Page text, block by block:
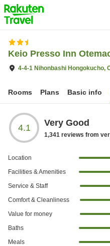
to
top
page
Keio Presso Inn
4-4-1 Nihonbashi Hongokucho,
Rooms Plans Basic info
4.1 Very Good
1,341 reviews from
Location
Facilities & Amenities
Service & Staff
Comfort & Cleanliness
Value for money
Baths
Meals